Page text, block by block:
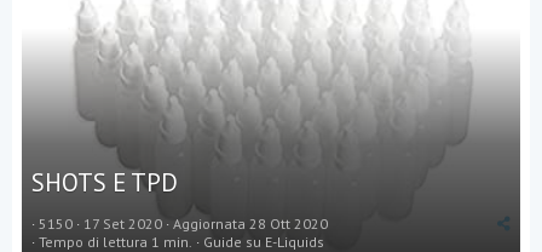
SHOTS E TPD
5150 17 Set 2020 Aggiornata 28 Ott 2020
Tempo di lettura 1 min.
Guide su E-Liquids